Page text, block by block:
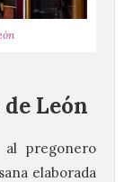
León
pregonero
elaborada